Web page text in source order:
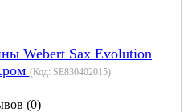
Webert Sax Evolution
(Код: SE830402015)
(0)